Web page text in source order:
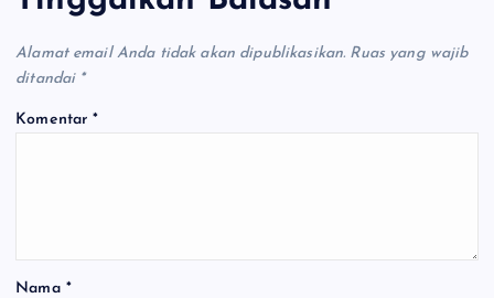
Alamat email Anda tidak akan dipublikasikan. Ruas yang wajib
ditandai *
Komentar*
Nama *